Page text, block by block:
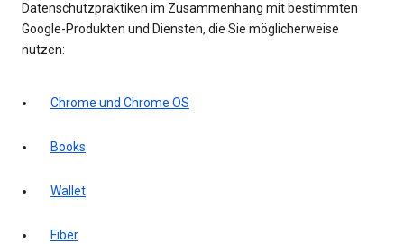
Datenschutzpraktiken im Zusammenhang mit bestimmten
Google-Produkten und Diensten, die Sie möglicherweise
nutzen:
Chrome und Chrome OS
Books
Wallet
Fiber